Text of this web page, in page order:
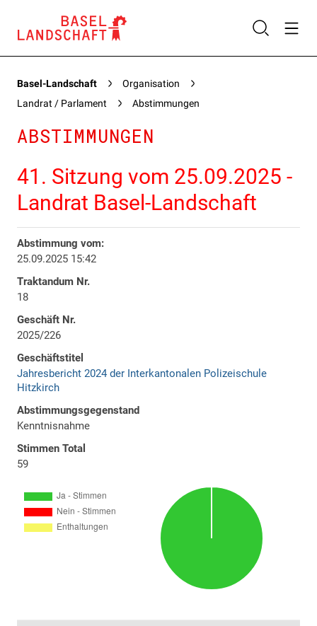
Basel-Landschaft
Organisation
Landrat / Parlament
Abstimmungen
ABSTIMMUNGEN